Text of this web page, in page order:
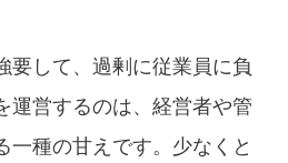
要して、過剰に従業員に負
運営するのは、経営者や管
一種の甘えです。少なくと